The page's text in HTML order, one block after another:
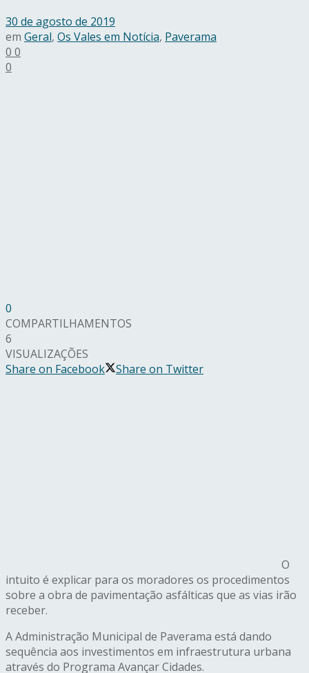
30 de agosto de 2019
em Geral, Os Vales em Notícia, Paverama
0 0
0
0
COMPARTILHAMENTOS
6
VISUALIZAÇÕES
Share on Facebook
Share on Twitter
O
intuito é explicar para os moradores os procedimentos
sobre a obra de pavimentação asfálticas que as vias irão
receber.
A Administração Municipal de Paverama está dando
sequência aos investimentos em infraestrutura urbana
através do Programa Avançar Cidades.